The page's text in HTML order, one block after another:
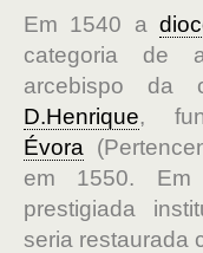
Em 1540 a
categoria de
arcebispo da
D.Henrique,
Évora
em 1550.
prestigiada
seria restaurada